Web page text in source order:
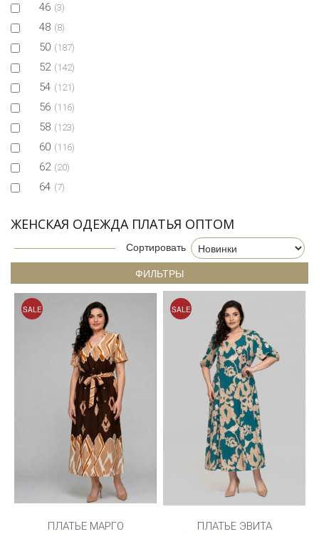
46 (3)
48 (8)
50 (187)
52 (142)
54 (121)
56 (116)
58 (123)
60 (116)
62 (20)
64 (7)
ЖЕНСКАЯ ОДЕЖДА ПЛАТЬЯ ОПТОМ
Сортировать
ФИЛЬТРЫ
SALE
ПЛАТЬЕ МАРГО
SALE
ПЛАТЬЕ ЭВИТА